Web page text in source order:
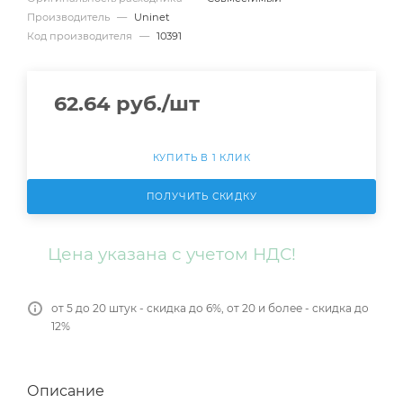
Производитель —
Uninet
Код производителя
— 10391
62.64 руб./шт
КУПИТЬ В 1 КЛИК
ПОЛУЧИТЬ СКИДКУ
Цена указана с учетом НДС!
от 5 до 20 штук - скидка до 6%, от 20 и более - скидка до
12%
Описание